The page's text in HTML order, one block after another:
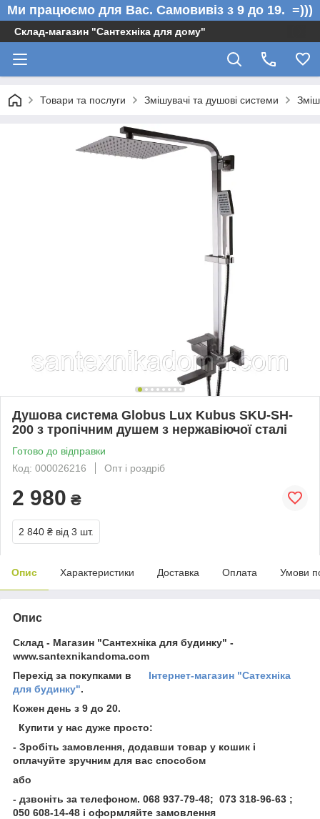
Ми працюємо для Вас. Самовивіз з 9 до 19. =)))
Склад-магазин "Сантехніка для дому"
Товари та послуги Змішувачі та душові системи
Душова система Globus Lux Kubus SKU-SH-
200 з тропічним душем з нержавіючої сталі
Готово до відправки
Код: 000026216
Опт і роздріб
2 980 ₴
2 840 ₴ від 3 шт.
Опис Характеристики Доставка Оплата Умови
Опис
Склад - Магазин "Сантехніка для будинку" -
www.santexnikandoma.com
Перехід за покупками в Інтернет-магазин "Сатехніка
для будинку".
Кожен день з 9 до 20.
Купити у нас дуже просто:
- Зробіть замовлення, додавши товар у кошик і
оплачуйте зручним для вас способом
або
- дзвоніть за телефоном. 068 937-79-48; 073 318-96-63 ;
050 608-14-48 і оформляйте замовлення